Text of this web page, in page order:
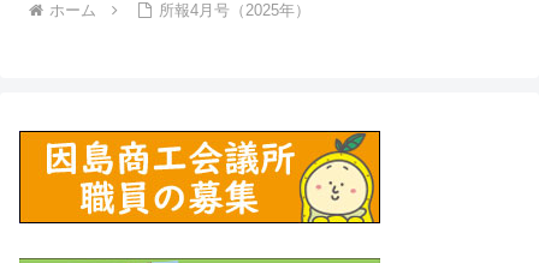
ホーム 所報4月号（2025年）